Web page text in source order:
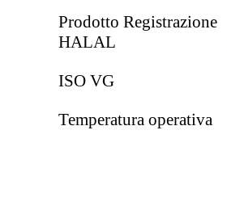
Prodotto Registrazione
HALAL
ISO VG
Temperatura operativa